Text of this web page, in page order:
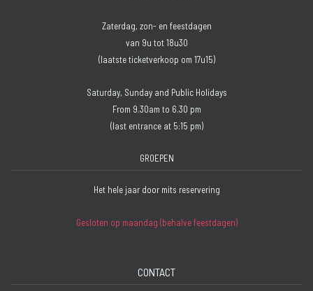
Zaterdag, zon- en feestdagen
van 9u tot 18u30
(laatste ticketverkoop om 17u15)
Saturday, Sunday and Public Holidays
From 9.30am to 6.30 pm
(last entrance at 5:15 pm)
GROEPEN
Het hele jaar door mits reservering
Gesloten op maandag (behalve feestdagen)
CONTACT